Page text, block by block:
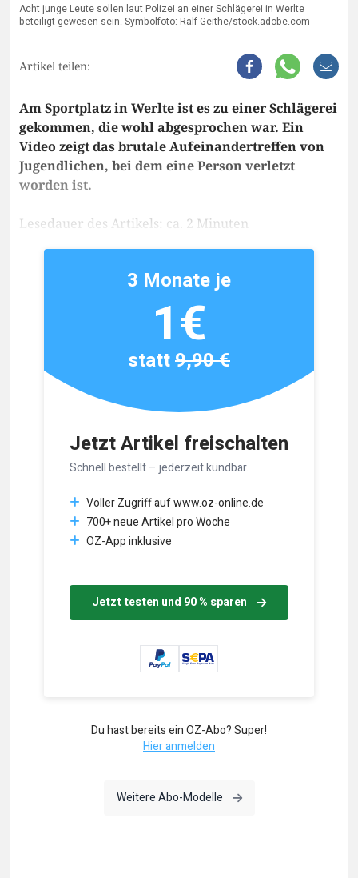
Acht junge Leute sollen laut Polizei an einer Schlägerei in Werlte
beteiligt gewesen sein. Symbolfoto: Ralf Geithe/stock.adobe.com
Artikel teilen:
Am Sportplatz in Werlte ist es zu einer Schlägerei
gekommen, die wohl abgesprochen war. Ein
Video zeigt das brutale Aufeinandertreffen von
Jugendlichen, bei dem eine Person verletzt
worden ist.
Lesedauer des Artikels: ca. 2 Minuten
Jetzt Artikel freischalten
Schnell bestellt – jederzeit kündbar.
Voller Zugriff auf www.oz-online.de
700+ neue Artikel pro Woche
OZ-App inklusive
Jetzt testen und 90 % sparen
3 Monate je
1€
statt9,90 €
Du hast bereits ein OZ-Abo? Super!
Hier anmelden
Weitere Abo-Modelle